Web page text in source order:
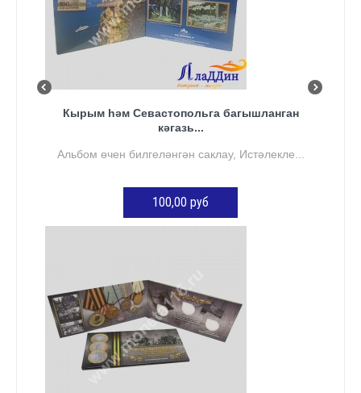
Кырым һәм Севастопольга багышланган
кәгазь...
Альбом өчен билгеләнгән саклау, Истәлекле...
100,00 руб